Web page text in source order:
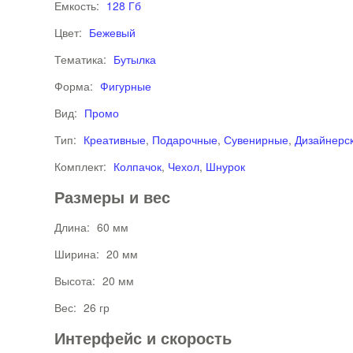
Емкость: 128 Гб
Цвет: Бежевый
Тематика: Бутылка
Форма: Фигурные
Вид: Промо
Тип: Креативные, Подарочные,Сувенирные,
Комплект: Колпачок, Чехол, Шнурок
Размеры и вес
Длина: 60 мм
Ширина: 20 мм
Высота: 20 мм
Вес: 26 гр
Интерфейс и скорость